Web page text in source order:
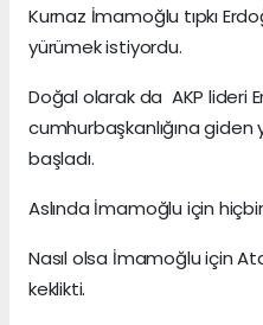
Kurnaz İmamoğlu tıpkı
yürümek istiyordu.
Doğal olarak da AKP lideri
cumhurbaşkanlığına
başladı.
Aslında İmamoğlu için
Nasıl olsa İmamoğlu için
keklikti.